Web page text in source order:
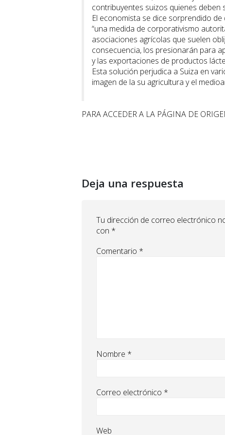
contribuyentes suizos quienes deben
El economista se dice sorprendido
“una medida de corporativismo
asociaciones agrícolas que suelen
consecuencia, los presionarán para
y las exportaciones de productos
Esta solución perjudica a Suiza en
imagen de la su agricultura y el
PARA ACCEDER A LA PÁGINA DE
Deja una respuesta
Tu dirección de correo electrónico
con *
Comentario *
Nombre *
Correo electrónico *
Web